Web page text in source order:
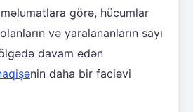
görə, hücumlar
və yaralananların sayı
davam edən
nin daha bir faciəvi